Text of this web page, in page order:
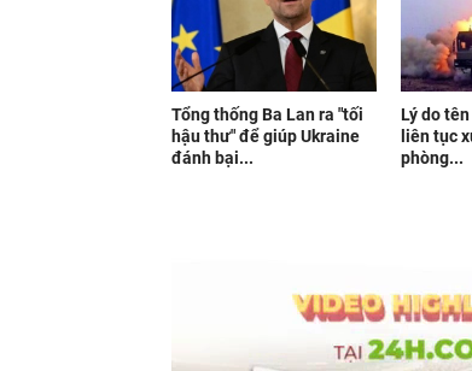
Tổng thống Ba Lan ra "tối
hậu thư" để giúp Ukraine
đánh bại...
Lý do
liên tục
phòng...